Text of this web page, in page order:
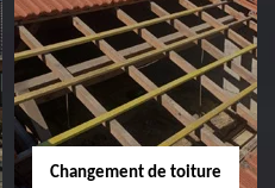
Hydrofuge toiture
51
Changement de toiture